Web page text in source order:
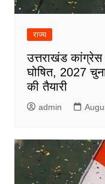
राज्य
उत्तराखंड कांग्रेस
घोषित, 2027
की तैयारी
admin